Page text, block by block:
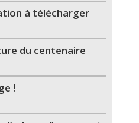
à télécharger
du centenaire
!